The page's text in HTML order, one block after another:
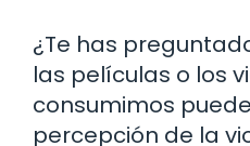
¿Te has
las películas o los
consumimos
percepción de la